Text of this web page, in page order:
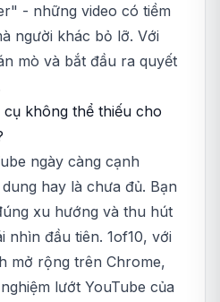
- những video có tiềm
người khác bỏ lỡ. Với
mò và bắt đầu ra quyết
cụ không thể thiếu cho
ngày càng cạnh
hay là chưa đủ. Bạn
xu hướng và thu hút
nhìn đầu tiên. 1of10, với
mở rộng trên Chrome,
lướt YouTube của